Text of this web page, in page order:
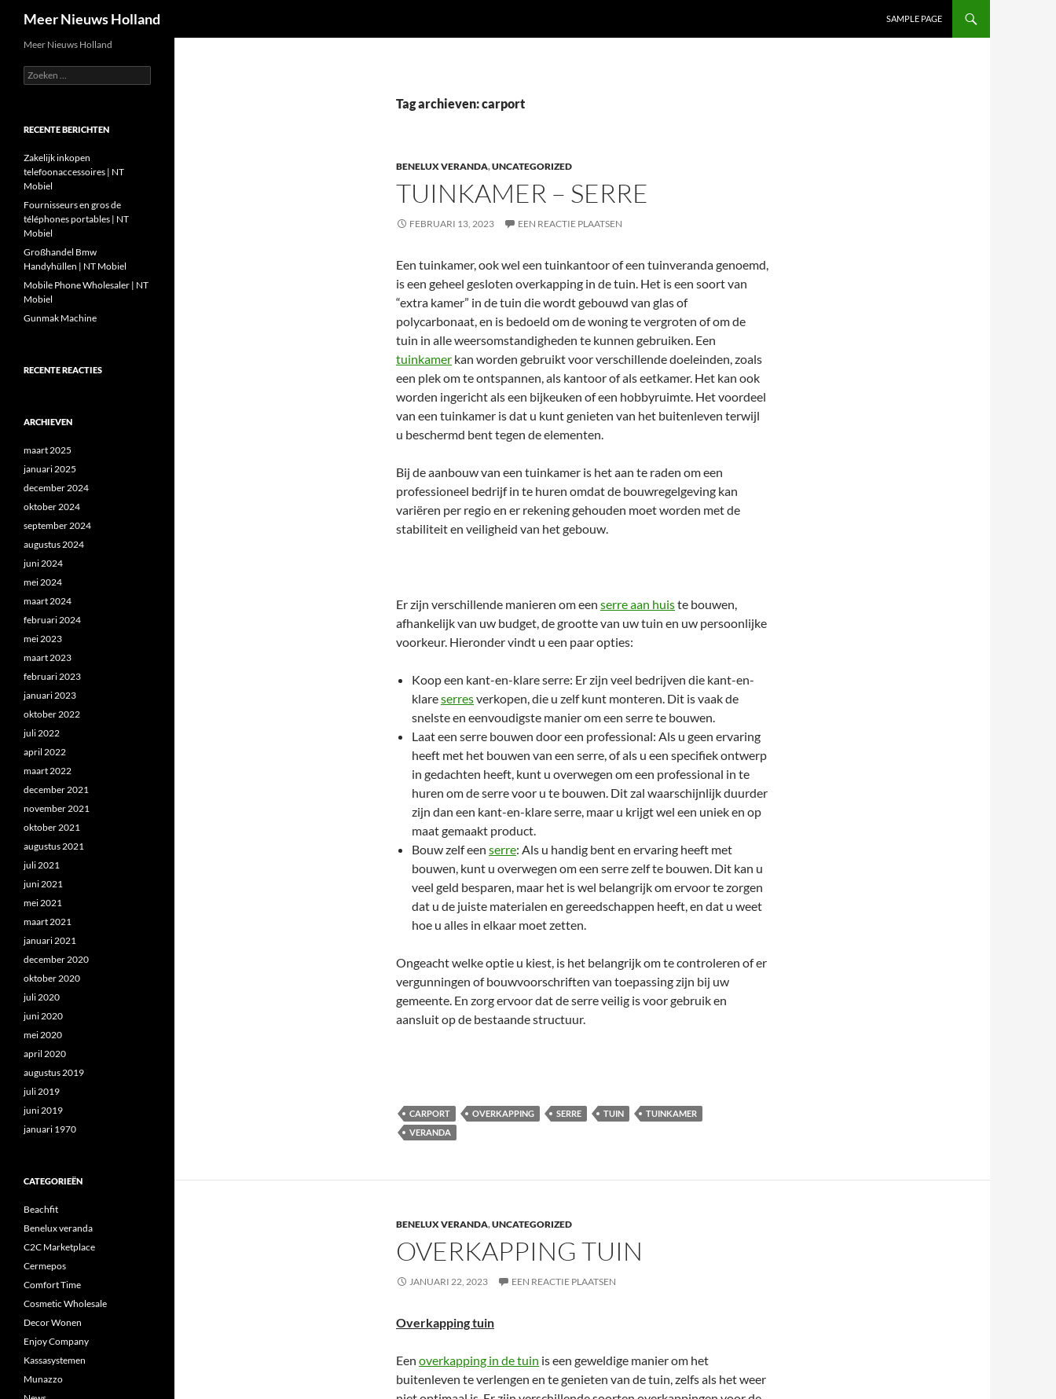
Meer Nieuws Holland SAMPLE PAGE
Tag archieven: carport
BENELUX VERANDA,UNCATEGORIZED
TUINKAMER – SERRE
FEBRUARI 13, 2023 EEN REACTIE PLAATSEN
Een tuinkamer, ook wel een tuinkantoor of een tuinveranda genoemd,
is een geheel gesloten overkapping in de tuin. Het is een soort van
“extra kamer” in de tuin die wordt gebouwd van glas of
polycarbonaat, en is bedoeld om de woning te vergroten of om de
tuin in alle weersomstandigheden te kunnen gebruiken. Een
tuinkamer kan worden gebruikt voor verschillende doeleinden, zoals
een plek om te ontspannen, als kantoor of als eetkamer. Het kan ook
worden ingericht als een bijkeuken of een hobbyruimte. Het voordeel
van een tuinkamer is dat u kunt genieten van het buitenleven terwijl
u beschermd bent tegen de elementen.
Bij de aanbouw van een tuinkamer is het aan te raden om een
professioneel bedrijf in te huren omdat de bouwregelgeving kan
variëren per regio en er rekening gehouden moet worden met de
stabiliteit en veiligheid van het gebouw.
Er zijn verschillende manieren om een serre aan huiste bouwen,
afhankelijk van uw budget, de grootte van uw tuin en uw persoonlijke
voorkeur. Hieronder vindt u een paar opties:
Koop een kant-en-klare serre: Er zijn veel bedrijven die kant-en-
klareserresverkopen, die u zelf kunt monteren. Dit is vaak de
snelste en eenvoudigste manier om een serre te bouwen.
Laat een serre bouwen door een professional: Als u geen ervaring
heeft met het bouwen van een serre, of als u een specifiek ontwerp
in gedachten heeft, kunt u overwegen om een professional in te
huren om de serre voor u te bouwen. Dit zal waarschijnlijk duurder
zijn dan een kant-en-klare serre, maar u krijgt wel een uniek en op
maat gemaakt product.
Bouw zelf een serre: Als u handig bent en ervaring heeft met
bouwen, kunt u overwegen om een serre zelf te bouwen. Dit kan u
veel geld besparen, maar het is wel belangrijk om ervoor te zorgen
dat u de juiste materialen en gereedschappen heeft, en dat u weet
hoe u alles in elkaar moet zetten.
Ongeacht welke optie u kiest, is het belangrijk om te controleren of er
vergunningen of bouwvoorschriften van toepassing zijn bij uw
gemeente. En zorg ervoor dat de serre veilig is voor gebruik en
aansluit op de bestaande structuur.
CARPORT OVERKAPPING SERRE TUIN
TUINKAMER
VERANDA
BENELUX VERANDA,UNCATEGORIZED
OVERKAPPING TUIN
JANUARI 22, 2023 EEN REACTIE PLAATSEN
Overkapping tuin
Een overkapping in de tuin is een geweldige manier om het
buitenleven te verlengen en te genieten van de tuin, zelfs als het weer
Meer Nieuws Holland
Zoeken
naar:
RECENTE BERICHTEN
Zakelijk inkopen
telefoonaccessoires | NT
Mobiel
Fournisseurs en gros de
téléphones portables | NT
Mobiel
Großhandel Bmw
Handyhüllen | NT Mobiel
Mobile Phone Wholesaler | NT
Mobiel
Gunmak Machine
RECENTE REACTIES
ARCHIEVEN
maart 2025
januari 2025
december 2024
oktober 2024
september 2024
augustus 2024
juni 2024
mei 2024
maart 2024
februari 2024
mei 2023
maart 2023
februari 2023
januari 2023
oktober 2022
juli 2022
april 2022
maart 2022
december 2021
november 2021
oktober 2021
augustus 2021
juli 2021
juni 2021
mei 2021
maart 2021
januari 2021
december 2020
oktober 2020
juli 2020
juni 2020
mei 2020
april 2020
augustus 2019
juli 2019
juni 2019
januari 1970
CATEGORIEËN
Beachfit
Benelux veranda
C2C Marketplace
Cermepos
Comfort Time
Cosmetic Wholesale
Decor Wonen
Enjoy Company
Kassasystemen
Munazzo